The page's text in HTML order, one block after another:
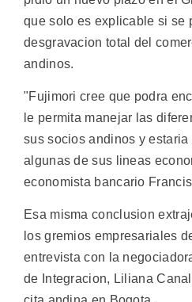
que solo es explicable si se
desgravacion total del
andinos.
"Fujimori cree que podra
le permita manejar las
sus socios andinos y
algunas de sus lineas
economista bancario
Esa misma conclusion
los gremios empresariales
entrevista con la
de Integracion, Liliana